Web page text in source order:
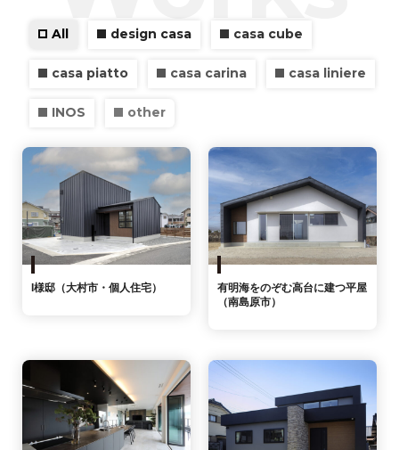
All design casa casa cube
casa piatto casa carina casa liniere
INOS other
I様邸（大村市・個人住宅）
有明海をのぞむ高台に建つ平屋
（南島原市）